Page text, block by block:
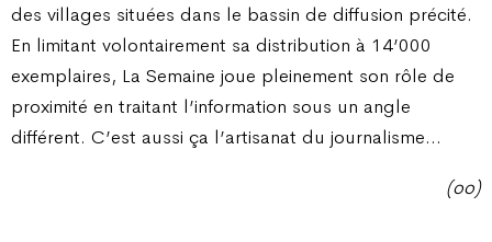
des villages situées dans le bassin de diffusion précité.
En limitant volontairement sa distribution à 14’000
exemplaires, La Semaine joue pleinement son rôle de
proximité en traitant l’information sous un angle
différent. C’est aussi ça l’artisanat du journalisme…
(oo)